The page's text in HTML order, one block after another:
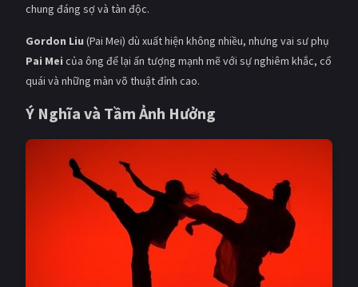
chung đáng sợ và tàn độc.
Gordon Liu (Pai Mei) dù xuất hiện không nhiều, nhưng vai sư phụ
Pai Mei của ông để lại ấn tượng mạnh mẽ với sự nghiêm khắc, cổ
quái và những màn võ thuật đỉnh cao.
Ý Nghĩa và Tầm Ảnh Hưởng